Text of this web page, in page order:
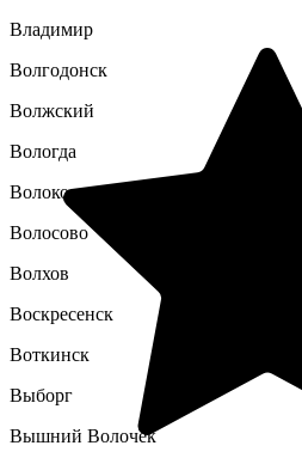
Владимир
Волгодонск
Волжский
Вологда
Волоколамск
Волосово
Волхов
Воскресенск
Воткинск
Выборг
Вышний Волочек